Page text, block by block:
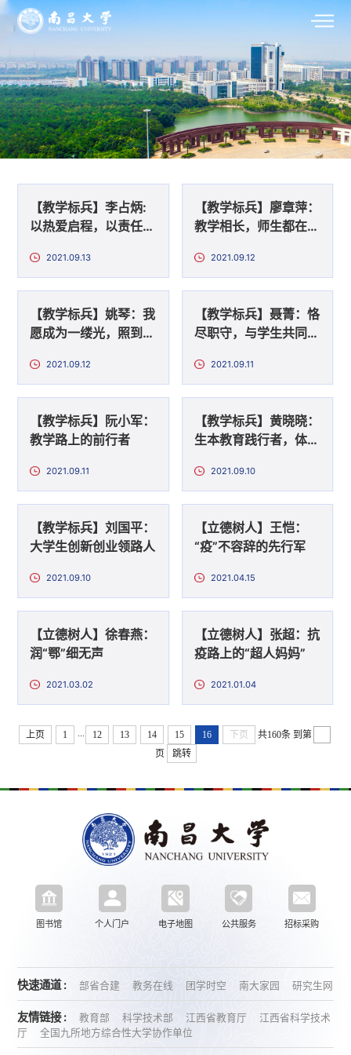
【教学标兵】李占炳:
以热爱启程，以责任续
2021.09.13
【教学标兵】廖章萍：
教学相长，师生都在路
2021.09.12
【教学标兵】姚琴：我
愿成为一缕光，照到学
2021.09.12
【教学标兵】聂菁：恪
尽职守，与学生共同成
2021.09.11
【教学标兵】阮小军：
教学路上的前行者
2021.09.11
【教学标兵】黄晓晓：
生本教育践行者，体育
2021.09.10
【教学标兵】刘国平：
大学生创新创业领路人
2021.09.10
【立德树人】王恺：
“疫”不容辞的先行军
2021.04.15
【立德树人】徐春燕：
润“鄂”细无声
2021.03.02
【立德树人】张超：抗
疫路上的“超人妈妈”
2021.01.04
上页 1 ... 12 13 14 15 16 下页 共160条 到第
页
跳转
图书馆 个人门户 电子地图 公共服务 招标采购
快速通道 : 部省合建 教务在线 团学时空 南大家园 研究生网
友情链接 : 教育部 科学技术部 江西省教育厅
江西省科学技术
厅
全国九所地方综合性大学协作单位